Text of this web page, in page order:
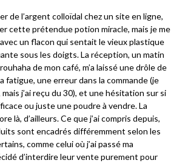
de l’argent colloïdal chez un site en ligne,
cette prétendue potion miracle, mais je me
un flacon qui sentait le vieux plastique
sous les doigts. La réception, un matin
de mon café, m’a laissé une drôle de
fatigue, une erreur dans la commande (je
j’ai reçu du 30), et une hésitation sur si
ou juste une poudre à vendre. La
là, d’ailleurs. Ce que j’ai compris depuis,
sont encadrés différemment selon les
comme celui où j’ai passé ma
d’interdire leur vente purement pour